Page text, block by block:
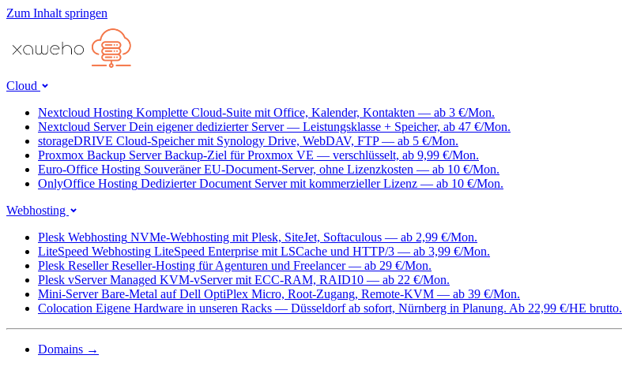
Zum Inhalt springen
Cloud
Nextcloud Hosting Komplette Cloud-Suite mit Office, Kalender, Kontakten — ab 3 €/Mon.
Nextcloud Server Dein eigener dedizierter Server — Leistungsklasse + Speicher, ab 47 €/Mon.
storageDRIVE Cloud-Speicher mit Synology Drive, WebDAV, FTP — ab 5 €/Mon.
Proxmox Backup Server Backup-Ziel für Proxmox VE — verschlüsselt, ab 9,99 €/Mon.
Euro-Office Hosting Souveräner EU-Document-Server, ohne Lizenzkosten — ab 10 €/Mon.
OnlyOffice Hosting Dedizierter Document Server mit kommerzieller Lizenz — ab 10 €/Mon.
Webhosting
Plesk Webhosting NVMe-Webhosting mit Plesk, SiteJet, Softaculous — ab 2,99 €/Mon.
LiteSpeed Webhosting LiteSpeed Enterprise mit LSCache und HTTP/3 — ab 3,99 €/Mon.
Plesk Reseller Reseller-Hosting für Agenturen und Freelancer — ab 29 €/Mon.
Plesk vServer Managed KVM-vServer mit ECC-RAM, RAID10 — ab 22 €/Mon.
Mini-Server Bare-Metal auf Dell OptiPlex Micro, Root-Zugang, Remote-KVM — ab 39 €/Mon.
Colocation Eigene Hardware in unseren Racks — Düsseldorf ab sofort, Nürnberg in Planung. Ab 22,99 €/HE brutto.
Domains →